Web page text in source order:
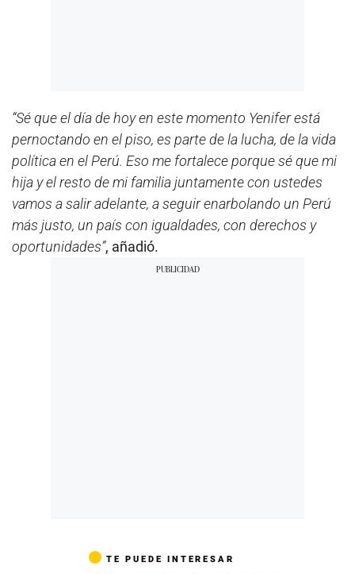
“Sé que el día de hoy en este momento Yenifer está
pernoctando en el piso, es parte de la lucha, de la vida
política en el Perú. Eso me fortalece porque sé que mi
hija y el resto de mi familia juntamente con ustedes
vamos a salir adelante, a seguir enarbolando un Perú
más justo, un país con igualdades, con derechos y
oportunidades”, añadió.
TE PUEDE INTERESAR